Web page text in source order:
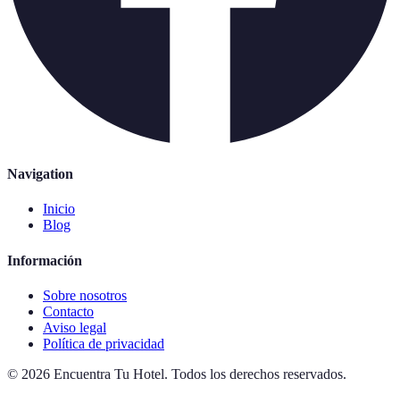
Navigation
Inicio
Blog
Información
Sobre nosotros
Contacto
Aviso legal
Política de privacidad
© 2026 Encuentra Tu Hotel. Todos los derechos reservados.